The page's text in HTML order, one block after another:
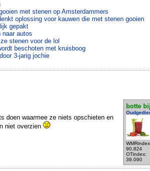
met stenen op Amsterdammers
oplossing voor kauwen die met stenen gooien
gepakt
naar autos
stenen voor de lol
beschoten met kruisboog
3-jarig jochie
botte
90.824
OTindex:
39.090
doen waarmee ze niets opschieten en
niet overzien